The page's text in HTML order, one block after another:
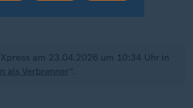
am 23.04.2026 um 10:34 Uhr in
als Verbrenner".